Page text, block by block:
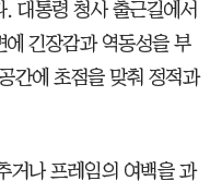
대통령 청사 출근길에서
긴장감과 역동성을 부
간에 초점을 맞춰 정적과
거나 프레임의 여백을 과